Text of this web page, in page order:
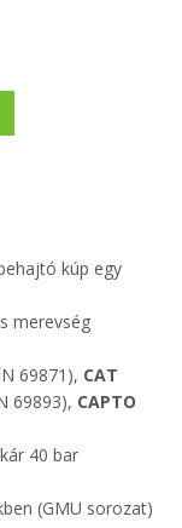
kúp egy
merevség
69871), CAT
69893), CAPTO
40 bar
(GMU sorozat)